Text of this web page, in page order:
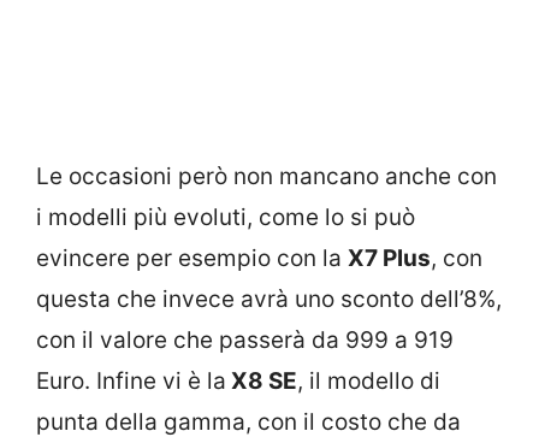
Le occasioni però non mancano anche con
i modelli più evoluti, come lo si può
evincere per esempio con la X7 Plus, con
questa che invece avrà uno sconto dell’8%,
con il valore che passerà da 999 a 919
Euro. Infine vi è la X8 SE, il modello di
punta della gamma, con il costo che da